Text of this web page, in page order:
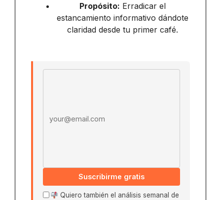
Propósito: Erradicar el
estancamiento informativo dándote
claridad desde tu primer café.
Suscribirme gratis
Quiero también el análisis semanal de